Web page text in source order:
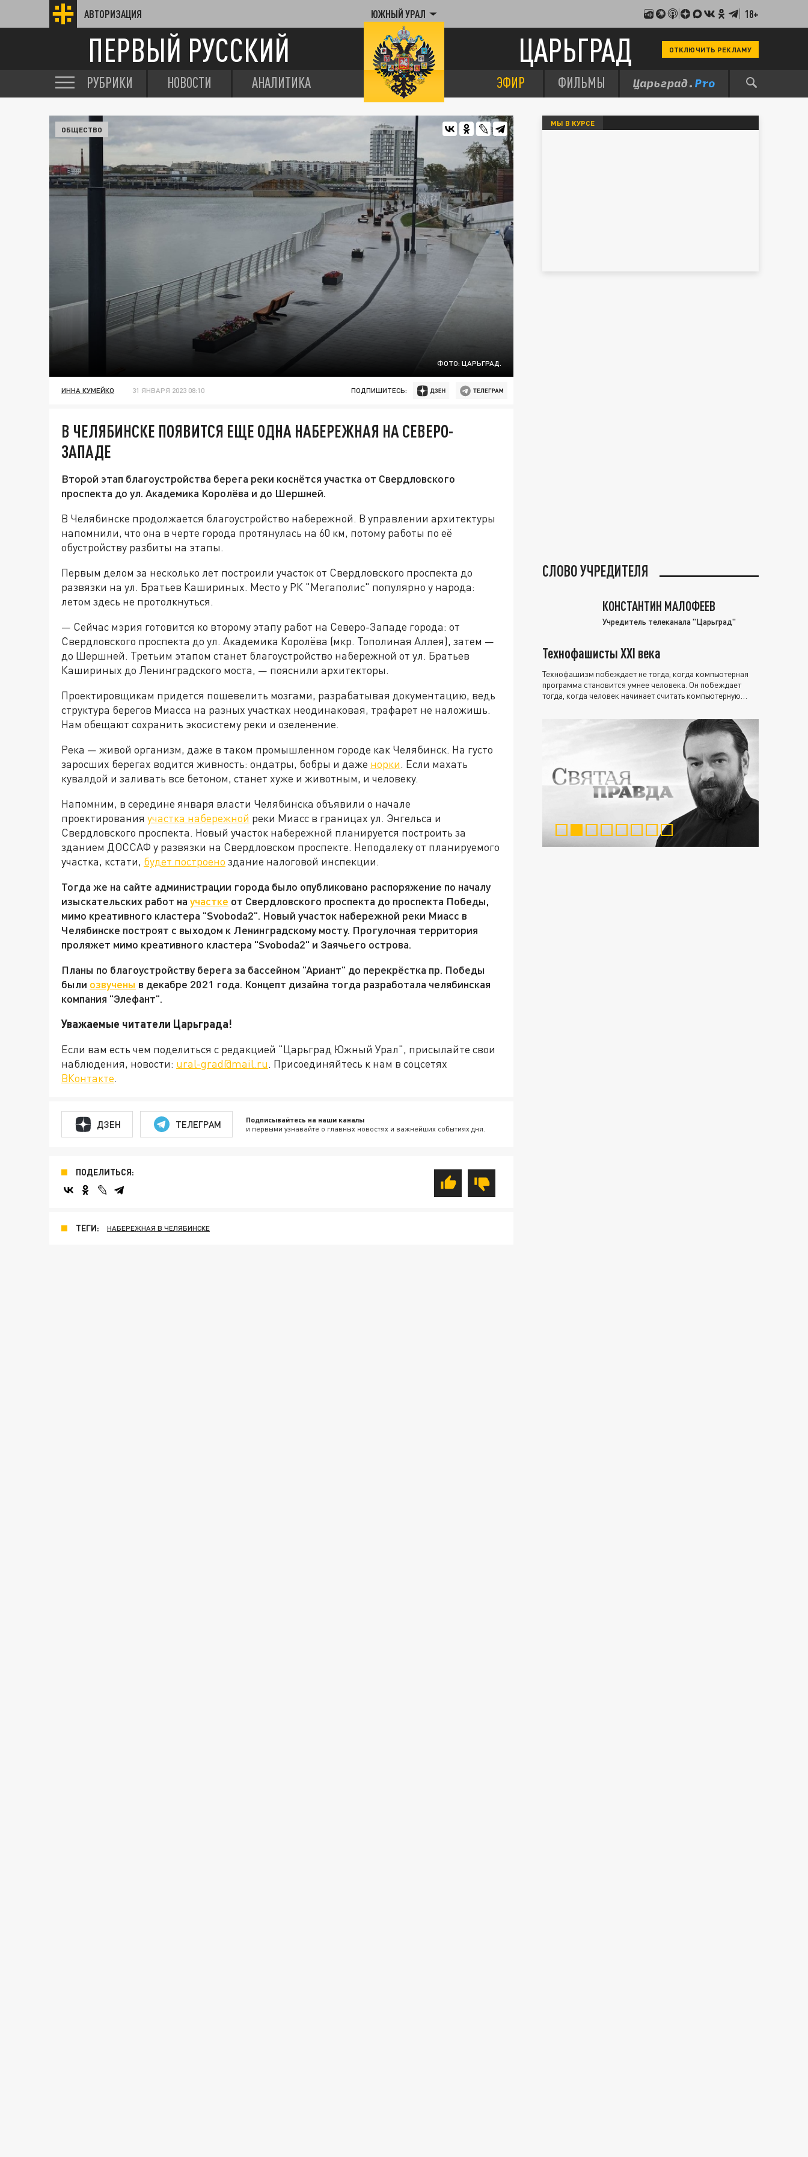
АВТОРИЗАЦИЯ ЮЖНЫЙ УРАЛ 18+
ПЕРВЫЙ РУССКИЙ ЦАРЬГРАД ОТКЛЮЧИТЬ РЕКЛАМУ
РУБРИКИ НОВОСТИ АНАЛИТИКА ЭФИР ФИЛЬМЫ
ФОТО: ЦАРЬГРАД.
ОБЩЕСТВО
ИННА КУМЕЙКО 31 ЯНВАРЯ 2023 08:10 ПОДПИШИТЕСЬ:
В ЧЕЛЯБИНСКЕ ПОЯВИТСЯ ЕЩЕ ОДНА НАБЕРЕЖНАЯ НА СЕВЕРО-
ЗАПАДЕ
Второй этап благоустройства берега реки коснётся участка от Свердловского
проспекта до ул. Академика Королёва и до Шершней.
В Челябинске продолжается благоустройство набережной. В управлении архитектуры
напомнили, что она в черте города протянулась на 60 км, потому работы по её
обустройству разбиты на этапы.
Первым делом за несколько лет построили участок от Свердловского проспекта до
развязки на ул. Братьев Кашириных. Место у РК "Мегаполис" популярно у народа:
летом здесь не протолкнуться.
— Сейчас мэрия готовится ко второму этапу работ на Северо-Западе города: от
Свердловского проспекта до ул. Академика Королёва (мкр. Тополиная Аллея), затем —
до Шершней. Третьим этапом станет благоустройство набережной от ул. Братьев
Кашириных до Ленинградского моста, — пояснили архитекторы.
Проектировщикам придется пошевелить мозгами, разрабатывая документацию, ведь
структура берегов Миасса на разных участках неодинаковая, трафарет не наложишь.
Нам обещают сохранить экосистему реки и озеленение.
Река — живой организм, даже в таком промышленном городе как Челябинск. На густо
заросших берегах водится живность: ондатры, бобры и даже норки. Если махать
кувалдой и заливать все бетоном, станет хуже и животным, и человеку.
Напомним, в середине января власти Челябинска объявили о начале
проектирования участка набережной реки Миасс в границах ул. Энгельса и
Свердловского проспекта. Новый участок набережной планируется построить за
зданием ДОССАФ у развязки на Свердловском проспекте. Неподалеку от планируемого
участка, кстати, будет построено здание налоговой инспекции.
Тогда же на сайте администрации города было опубликовано распоряжение по началу
изыскательских работ на участке от Свердловского проспекта до проспекта Победы,
мимо креативного кластера "Svoboda2". Новый участок набережной реки Миасс в
Челябинске построят с выходом к Ленинградскому мосту. Прогулочная территория
проляжет мимо креативного кластера "Svoboda2" и Заячьего острова.
Планы по благоустройству берега за бассейном "Ариант" до перекрёстка пр. Победы
были озвучены в декабре 2021 года. Концепт дизайна тогда разработала челябинская
компания "Элефант".
Уважаемые читатели Царьграда!
Если вам есть чем поделиться с редакцией "Царьград Южный Урал", присылайте свои
наблюдения, новости: ural-grad@mail.ru. Присоединяйтесь к нам в соцсетях
ВКонтакте.
ДЗЕН ТЕЛЕГРАМ Подписывайтесь на наши каналы
и первыми узнавайте о главных новостях и важнейших событиях дня.
ПОДЕЛИТЬСЯ:
ТЕГИ: НАБЕРЕЖНАЯ В ЧЕЛЯБИНСКЕ
МЫ В КУРСЕ
СЛОВО УЧРЕДИТЕЛЯ
КОНСТАНТИН МАЛОФЕЕВ
Учредитель телеканала "Царьград"
Технофашисты XXI века
Технофашизм побеждает не тогда, когда компьютерная
программа становится умнее человека. Он побеждает
тогда, когда человек начинает считать компьютерную